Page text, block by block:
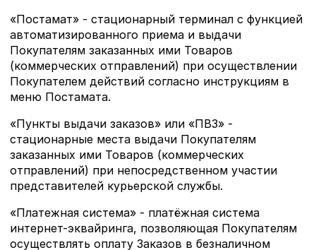
«Постамат» - стационарный терминал с функцией
автоматизированного приема и выдачи
Покупателям заказанных ими Товаров
(коммерческих отправлений) при осуществлении
Покупателем действий согласно инструкциям в
меню Постамата.
«Пункты выдачи заказов» или «ПВЗ» -
стационарные места выдачи Покупателям
заказанных ими Товаров (коммерческих
отправлений) при непосредственном участии
представителей курьерской службы.
«Платежная система» - платёжная система
интернет-эквайринга, позволяющая Покупателям
осуществлять оплату Заказов в безналичном